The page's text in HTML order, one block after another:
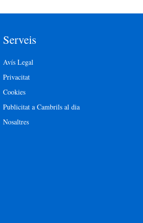
Serveis
Avís Legal
Privacitat
Cookies
Publicitat a Cambrils al dia
Nosaltres